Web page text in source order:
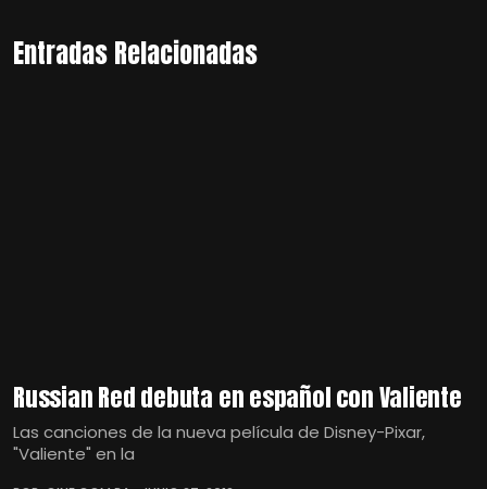
Entradas Relacionadas
Russian Red debuta en español con Valiente
Las canciones de la nueva película de Disney-Pixar,
"Valiente" en la